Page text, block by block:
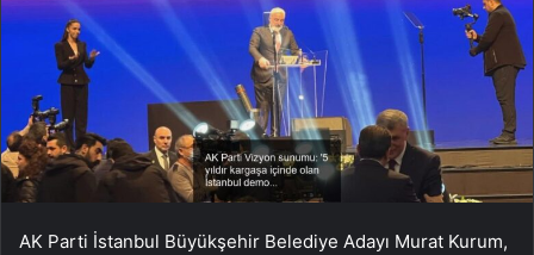
AK Parti İstanbul Büyükşehir Belediye Adayı Murat Kurum,